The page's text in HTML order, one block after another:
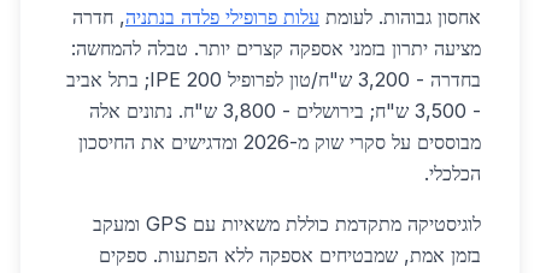
אחסון גבוהות. לעומת עלות פרופילי פלדה בנתניה, חדרה
מציעה יתרון בזמני אספקה קצרים יותר. טבלה להמחשה:
בחדרה - 3,200 ש"ח/טון לפרופיל IPE 200; בתל אביב
- 3,500 ש"ח; בירושלים - 3,800 ש"ח. נתונים אלה
מבוססים על סקרי שוק מ-2026 ומדגישים את החיסכון
הכלכלי.
לוגיסטיקה מתקדמת כוללת משאיות עם GPS ומעקב
בזמן אמת, שמבטיחים אספקה ללא הפתעות. ספקים